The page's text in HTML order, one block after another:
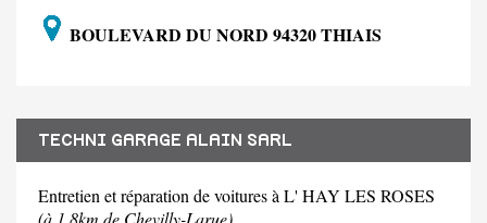
BOULEVARD DU NORD 94320 THIAIS
TECHNI GARAGE ALAIN SARL
Entretien et réparation de voitures à L' HAY LES ROSES